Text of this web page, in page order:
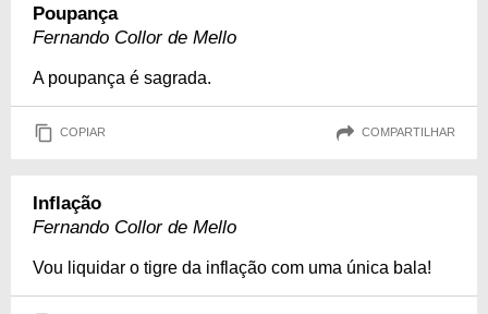
Poupança
Fernando Collor de Mello
A poupança é sagrada.
COPIAR COMPARTILHAR
Inflação
Fernando Collor de Mello
Vou liquidar o tigre da inflação com uma única bala!